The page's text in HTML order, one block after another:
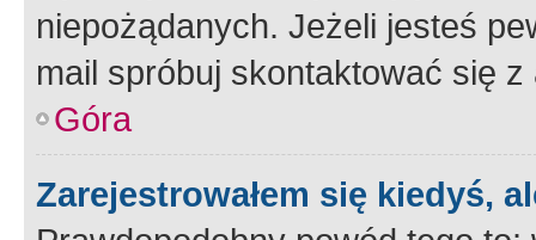
niepożądanych. Jeżeli jesteś
mail spróbuj skontaktować się
Góra
Zarejestrowałem się kiedyś,